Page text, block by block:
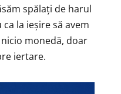
spălați de harul
la ieșire să avem
monedă, doar
iertare.